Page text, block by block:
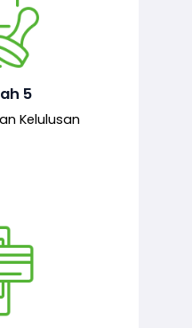
5
Kelulusan
permohonan
serta
semuanya
ditetapkan.
diluluskan, kad
dijana.